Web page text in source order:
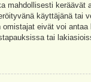
mahdollisesti keräävät
käyttäjänä tai
eivät voi
tai